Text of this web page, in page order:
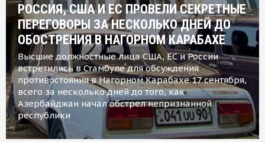
РОССИЯ, США И ЕС ПРОВЕЛИ СЕКРЕТНЫЕ
ПЕРЕГОВОРЫ ЗА НЕСКОЛЬКО ДНЕЙ ДО
ОБОСТРЕНИЯ В НАГОРНОМ КАРАБАХЕ
Высшие должностные лица США, ЕС и России
встретились в Стамбуле для обсуждения
противостояния в Нагорном Карабахе 17 сентября,
всего за несколько дней до того, как
Азербайджан начал обстрел непризнанной
республики